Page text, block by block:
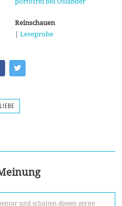
Reinschauen
| Leseprobe
LIEBE